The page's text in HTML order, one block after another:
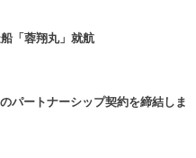
「蓉翔丸」就航
パートナーシップ契約を締結しま